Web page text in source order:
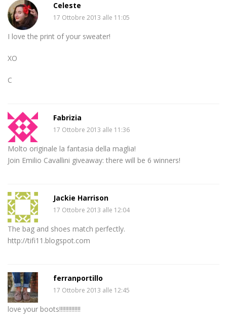
Celeste
17 Ottobre 2013 alle 11:05
I love the print of your sweater!
XO
C
Fabrizia
17 Ottobre 2013 alle 11:36
Molto originale la fantasia della maglia!
Join Emilio Cavallini giveaway: there will be 6 winners!
Jackie Harrison
17 Ottobre 2013 alle 12:04
The bag and shoes match perfectly.
http://tifi11.blogspot.com
ferranportillo
17 Ottobre 2013 alle 12:45
love your boots!!!!!!!!!!!!!!